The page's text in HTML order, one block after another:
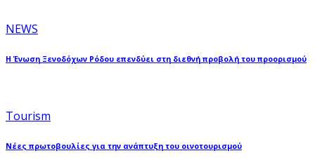
NEWS
Η Ένωση Ξενοδόχων Ρόδου επενδύει στη διεθνή προβολή του προορισμού
Tourism
Νέες πρωτοβουλίες για την ανάπτυξη του οινοτουρισμού